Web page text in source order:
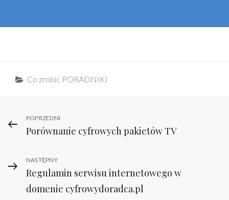
Categories
Co zrobic PORADNIKI
Nawigacja
wpisu
Previous
Post
POPRZEDNI
Porównanie cyfrowych pakietów TV
Next
Post
NASTĘPNY
Regulamin serwisu internetowego w
domenie cyfrowydoradca.pl